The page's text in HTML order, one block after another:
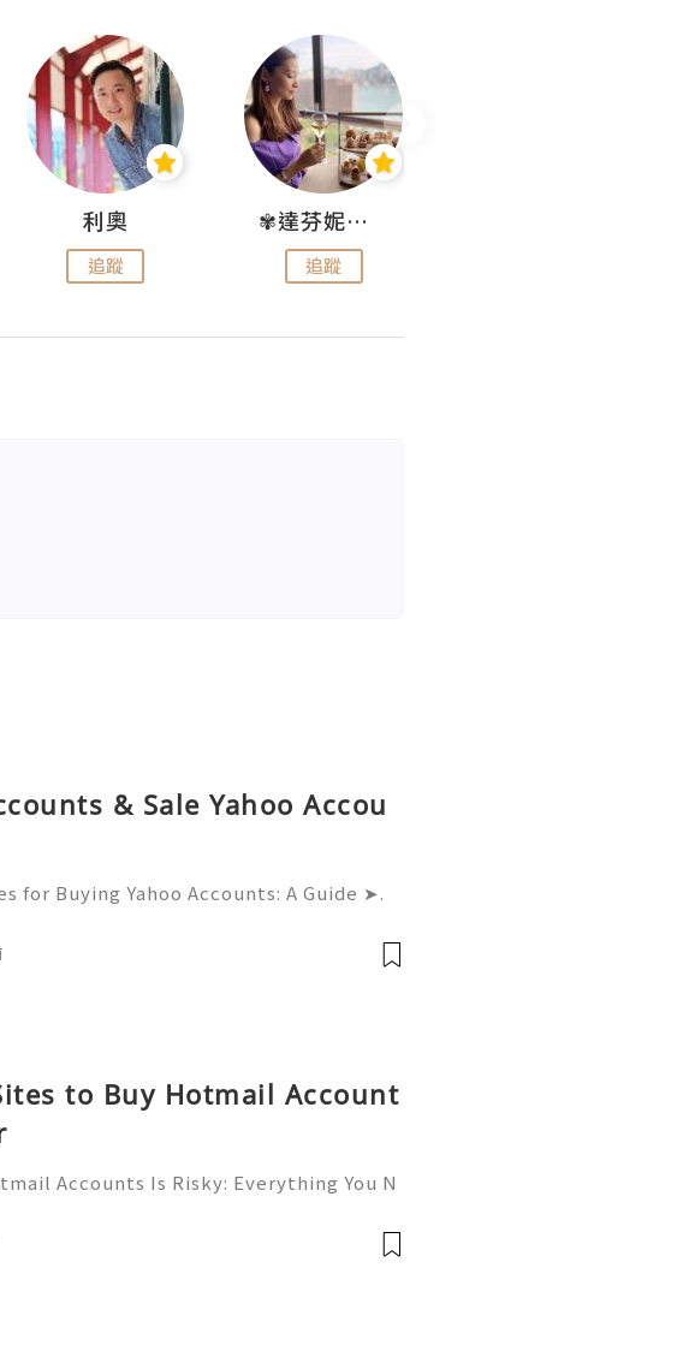
利奧
追蹤
✾達芬妮•愛孩子•愛生活✾
追蹤
& Sale Yahoo Accou
for Buying Yahoo Accounts: A Guide ➤.
➤.➤.........➤.➤..........➤.➤......
to Buy Hotmail Account
Accounts Is Risky: Everything You N
Telegram ➜ @onlinesellusa 🎮💻👨‍💻🎙️
Service 📲🟢📞💬🌍🚀 Wha